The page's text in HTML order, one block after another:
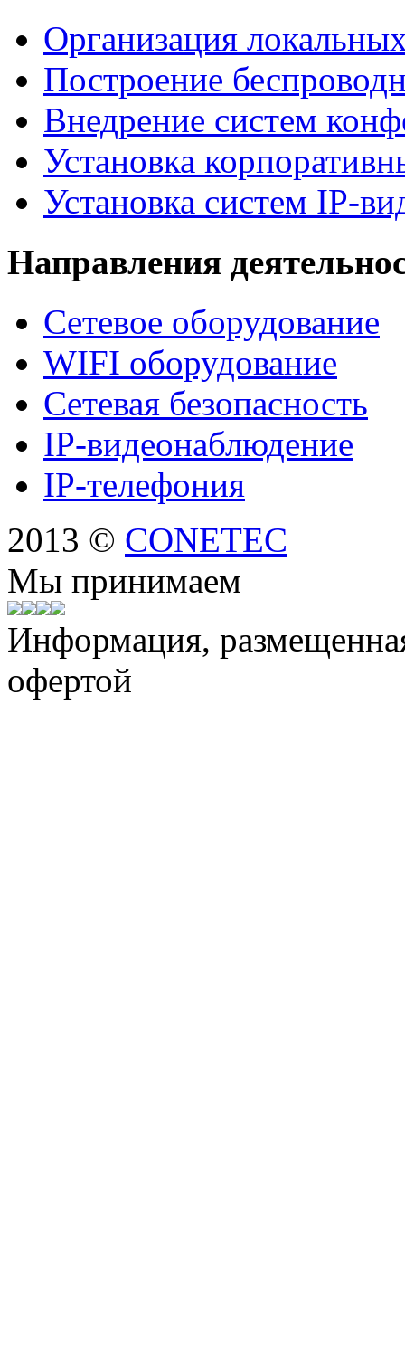
Организация
Построение
Внедрение систем
Установка
Установка систем IP-
Направления
Сетевое оборудование
WIFI оборудование
Сетевая безопасность
IP-видеонаблюдение
IP-телефония
2013 © CONETEC
Мы принимаем
Информация,
офертой